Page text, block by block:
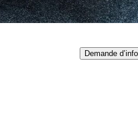
Demande d’info